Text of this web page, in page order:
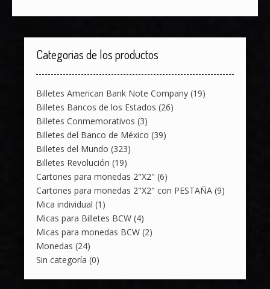
Categorias de los productos
Billetes American Bank Note Company (19)
Billetes Bancos de los Estados (26)
Billetes Conmemorativos (3)
Billetes del Banco de México (39)
Billetes del Mundo (323)
Billetes Revolución (19)
Cartones para monedas 2"X2" (6)
Cartones para monedas 2"X2" con PESTAÑA (9)
Mica individual (1)
Micas para Billetes BCW (4)
Micas para monedas BCW (2)
Monedas (24)
Sin categoría (0)